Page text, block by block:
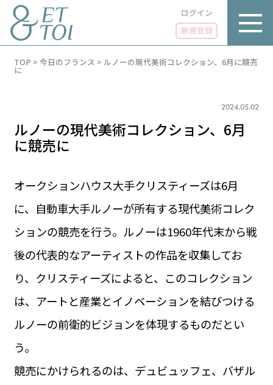
ログイン
新規登録
LUXE
グルメ
LIFE STYLE
ビジネス・キャリア
INFOS PRATIQUES
TAG
タグ
PARIS 14℃ / 12℃
FR 09:22 ／ JP 16:22
1€＝182.37円
お問い合わせ
運営会社
サイトポリシー
TOP > 今日のフランス > ルノーの現代美術コレクション、6月に競売
に
2024.05.02
ルノーの現代美術コレクション、6月
に競売に
オークションハウス大手クリスティーズは6月
に、自動車大手ルノーが所有する現代美術コレク
ションの競売を行う。ルノーは1960年代末から戦
後の代表的なアーティストの作品を収集してお
り、クリスティーズによると、このコレクション
は、アートと産業とイノベーションを結びつける
ルノーの前衛的ビジョンを体現するものだとい
う。
競売にかけられるのは、デュビュッフェ、バザル